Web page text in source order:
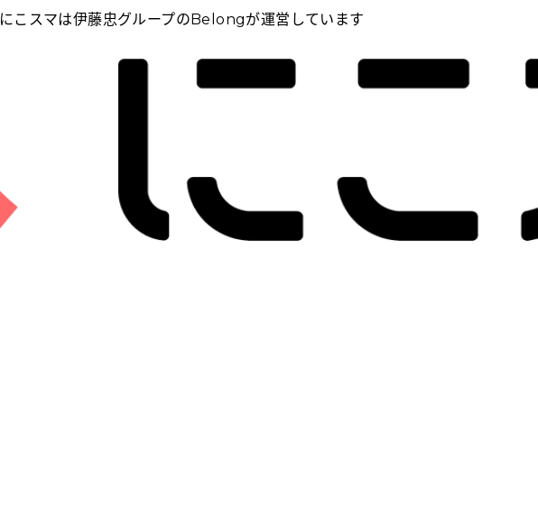
にこスマは伊藤忠グループのBelongが運営しています